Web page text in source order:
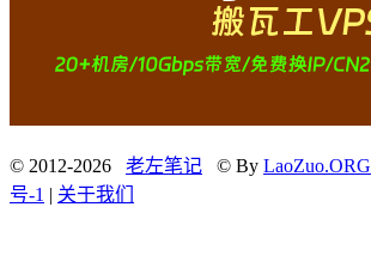
© 2012-2026 老左笔记 © By LaoZuo.ORG
号-1 | 关于我们